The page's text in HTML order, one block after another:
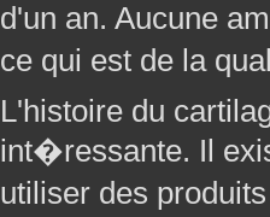
d'un an. Aucune
ce qui est de la
L'histoire du
int�ressante. Il
utiliser des